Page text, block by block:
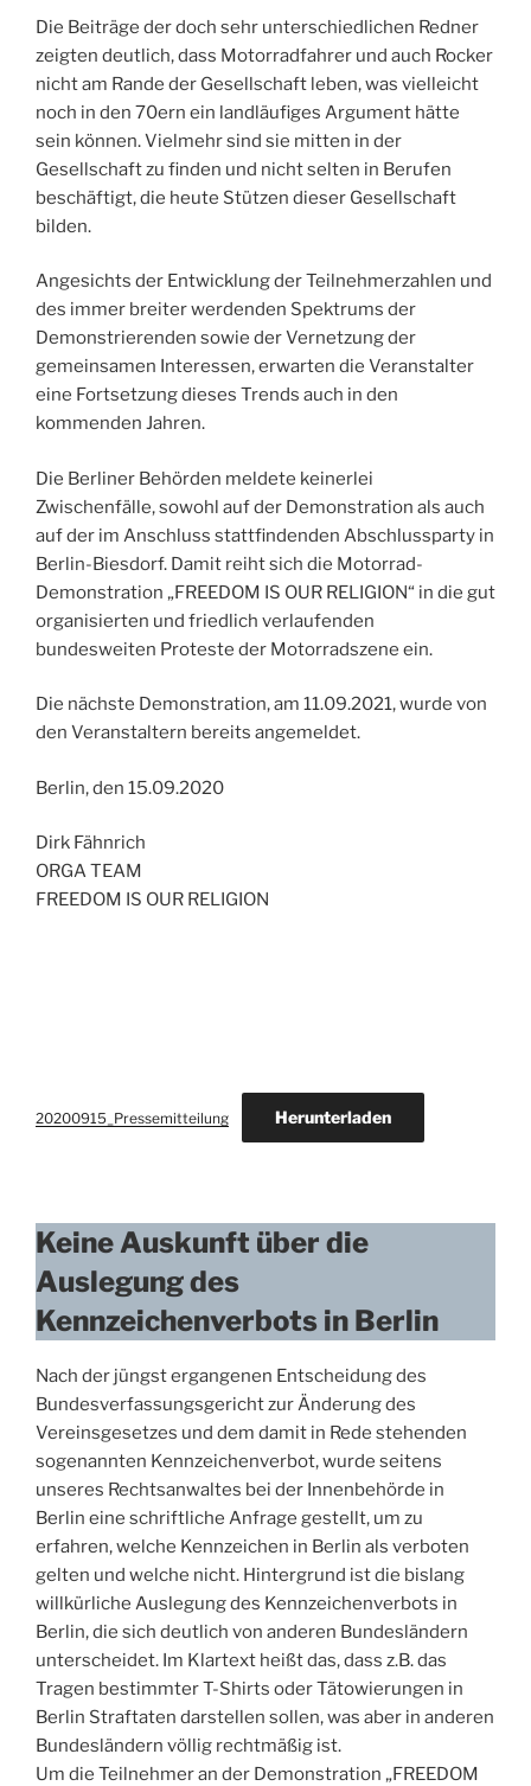
Die Beiträge der doch sehr unterschiedlichen Redner
zeigten deutlich, dass Motorradfahrer und auch Rocker
nicht am Rande der Gesellschaft leben, was vielleicht
noch in den 70ern ein landläufiges Argument hätte
sein können. Vielmehr sind sie mitten in der
Gesellschaft zu finden und nicht selten in Berufen
beschäftigt, die heute Stützen dieser Gesellschaft
bilden.
Angesichts der Entwicklung der Teilnehmerzahlen und
des immer breiter werdenden Spektrums der
Demonstrierenden sowie der Vernetzung der
gemeinsamen Interessen, erwarten die Veranstalter
eine Fortsetzung dieses Trends auch in den
kommenden Jahren.
Die Berliner Behörden meldete keinerlei
Zwischenfälle, sowohl auf der Demonstration als auch
auf der im Anschluss stattfindenden Abschlussparty in
Berlin-Biesdorf. Damit reiht sich die Motorrad-
Demonstration „FREEDOM IS OUR RELIGION“ in die gut
organisierten und friedlich verlaufenden
bundesweiten Proteste der Motorradszene ein.
Die nächste Demonstration, am 11.09.2021, wurde von
den Veranstaltern bereits angemeldet.
Berlin, den 15.09.2020
Dirk Fähnrich
ORGA TEAM
FREEDOM IS OUR RELIGION
20200915_Pressemitteilung Herunterladen
Keine Auskunft über die
Auslegung des
Kennzeichenverbots in Berlin
Nach der jüngst ergangenen Entscheidung des
Bundesverfassungsgericht zur Änderung des
Vereinsgesetzes und dem damit in Rede stehenden
sogenannten Kennzeichenverbot, wurde seitens
unseres Rechtsanwaltes bei der Innenbehörde in
Berlin eine schriftliche Anfrage gestellt, um zu
erfahren, welche Kennzeichen in Berlin als verboten
gelten und welche nicht. Hintergrund ist die bislang
willkürliche Auslegung des Kennzeichenverbots in
Berlin, die sich deutlich von anderen Bundesländern
unterscheidet. Im Klartext heißt das, dass z.B. das
Tragen bestimmter T-Shirts oder Tätowierungen in
Berlin Straftaten darstellen sollen, was aber in anderen
Bundesländern völlig rechtmäßig ist.
Um die Teilnehmer an der Demonstration „FREEDOM